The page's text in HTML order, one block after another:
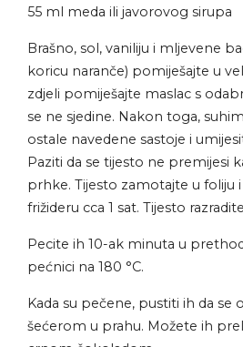
55 ml meda ili javorovog sirupa
Brašno, sol, vaniliju i mljevene
koricu naranče) pomiješajte u
zdjeli pomiješajte maslac s
se ne sjedine. Nakon toga,
ostale navedene sastoje i
Paziti da se tijesto ne premijesi
prhke. Tijesto zamotajte u foliju
frižideru cca 1 sat. Tijesto
Pecite ih 10-ak minuta u
pećnici na 180 °C.
Kada su pečene, pustiti ih da se
šećerom u prahu. Možete ih